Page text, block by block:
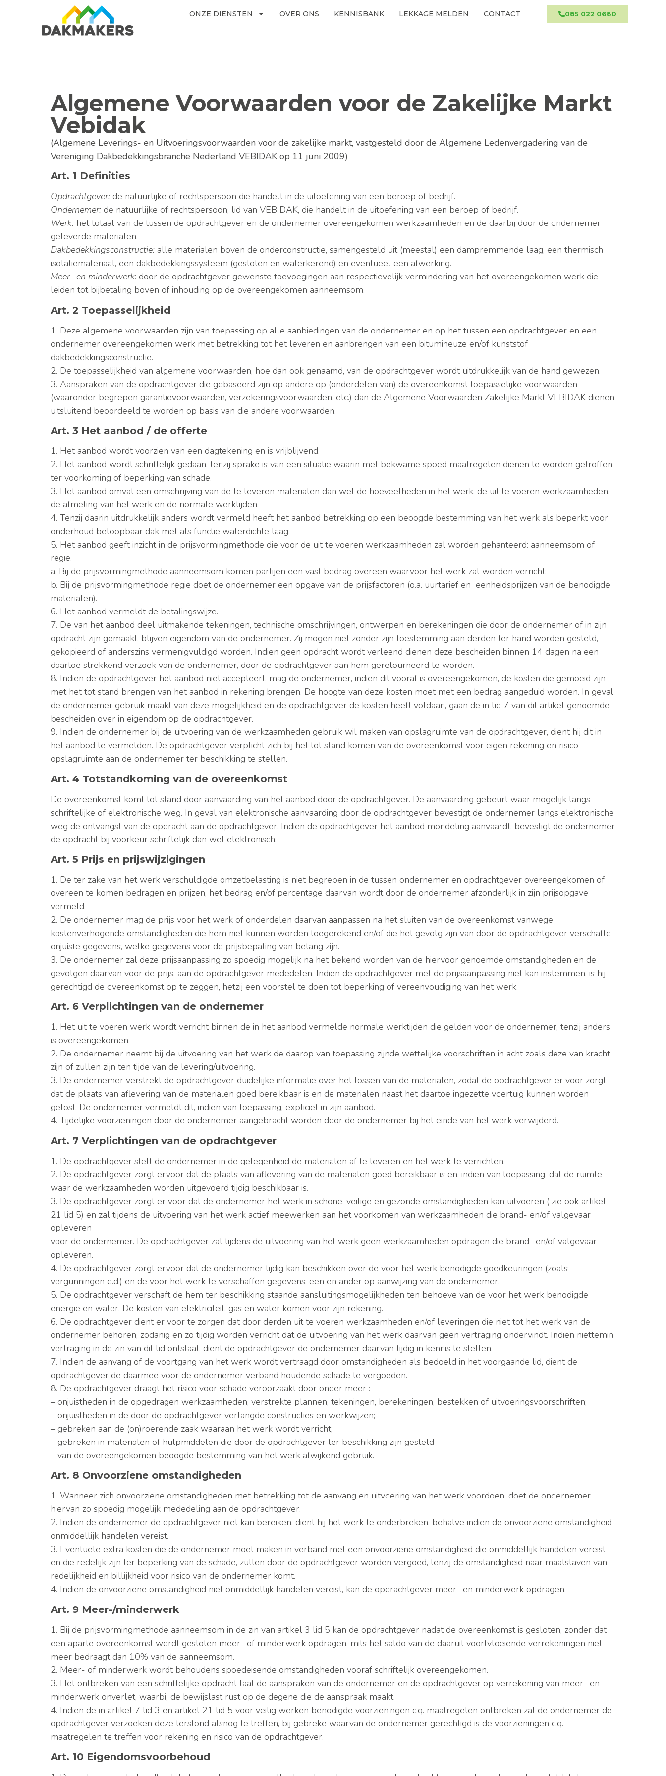
ONZE DIENSTEN OVER ONS KENNISBANK LEKKAGE MELDEN CONTACT 085 022 0680
Algemene Voorwaarden voor de Zakelijke Markt
Vebidak
(Algemene Leverings- en Uitvoeringsvoorwaarden voor de zakelijke markt, vastgesteld door de Algemene Ledenvergadering van de
Vereniging Dakbedekkingsbranche Nederland VEBIDAK op 11 juni 2009)
Art. 1 Definities
Opdrachtgever: de natuurlijke of rechtspersoon die handelt in de uitoefening van een beroep of bedrijf.
Ondernemer: de natuurlijke of rechtspersoon, lid van VEBIDAK, die handelt in de uitoefening van een beroep of bedrijf.
Werk: het totaal van de tussen de opdrachtgever en de ondernemer overeengekomen werkzaamheden en de daarbij door de ondernemer
geleverde materialen.
Dakbedekkingsconstructie: alle materialen boven de onderconstructie, samengesteld uit (meestal) een dampremmende laag, een thermisch
isolatiemateriaal, een dakbedekkingssysteem (gesloten en waterkerend) en eventueel een afwerking.
Meer- en minderwerk: door de opdrachtgever gewenste toevoegingen aan respectievelijk vermindering van het overeengekomen werk die
leiden tot bijbetaling boven of inhouding op de overeengekomen aanneemsom.
Art. 2 Toepasselijkheid
1. Deze algemene voorwaarden zijn van toepassing op alle aanbiedingen van de ondernemer en op het tussen een opdrachtgever en een
ondernemer overeengekomen werk met betrekking tot het leveren en aanbrengen van een bitumineuze en/of kunststof
dakbedekkingsconstructie.
2. De toepasselijkheid van algemene voorwaarden, hoe dan ook genaamd, van de opdrachtgever wordt uitdrukkelijk van de hand gewezen.
3. Aanspraken van de opdrachtgever die gebaseerd zijn op andere op (onderdelen van) de overeenkomst toepasselijke voorwaarden
(waaronder begrepen garantievoorwaarden, verzekeringsvoorwaarden, etc.) dan de Algemene Voorwaarden Zakelijke Markt VEBIDAK dienen
uitsluitend beoordeeld te worden op basis van die andere voorwaarden.
Art. 3 Het aanbod / de offerte
1. Het aanbod wordt voorzien van een dagtekening en is vrijblijvend.
2. Het aanbod wordt schriftelijk gedaan, tenzij sprake is van een situatie waarin met bekwame spoed maatregelen dienen te worden getroffen
ter voorkoming of beperking van schade.
3. Het aanbod omvat een omschrijving van de te leveren materialen dan wel de hoeveelheden in het werk, de uit te voeren werkzaamheden,
de afmeting van het werk en de normale werktijden.
4. Tenzij daarin uitdrukkelijk anders wordt vermeld heeft het aanbod betrekking op een beoogde bestemming van het werk als beperkt voor
onderhoud beloopbaar dak met als functie waterdichte laag.
5. Het aanbod geeft inzicht in de prijsvormingmethode die voor de uit te voeren werkzaamheden zal worden gehanteerd: aanneemsom of
regie.
a. Bij de prijsvormingmethode aanneemsom komen partijen een vast bedrag overeen waarvoor het werk zal worden verricht;
b. Bij de prijsvormingmethode regie doet de ondernemer een opgave van de prijsfactoren (o.a. uurtarief en eenheidsprijzen van de benodigde
materialen).
6. Het aanbod vermeldt de betalingswijze.
7. De van het aanbod deel uitmakende tekeningen, technische omschrijvingen, ontwerpen en berekeningen die door de ondernemer of in zijn
opdracht zijn gemaakt, blijven eigendom van de ondernemer. Zij mogen niet zonder zijn toestemming aan derden ter hand worden gesteld,
gekopieerd of anderszins vermenigvuldigd worden. Indien geen opdracht wordt verleend dienen deze bescheiden binnen 14 dagen na een
daartoe strekkend verzoek van de ondernemer, door de opdrachtgever aan hem geretourneerd te worden.
8. Indien de opdrachtgever het aanbod niet accepteert, mag de ondernemer, indien dit vooraf is overeengekomen, de kosten die gemoeid zijn
met het tot stand brengen van het aanbod in rekening brengen. De hoogte van deze kosten moet met een bedrag aangeduid worden. In geval
de ondernemer gebruik maakt van deze mogelijkheid en de opdrachtgever de kosten heeft voldaan, gaan de in lid 7 van dit artikel genoemde
bescheiden over in eigendom op de opdrachtgever.
9. Indien de ondernemer bij de uitvoering van de werkzaamheden gebruik wil maken van opslagruimte van de opdrachtgever, dient hij dit in
het aanbod te vermelden. De opdrachtgever verplicht zich bij het tot stand komen van de overeenkomst voor eigen rekening en risico
opslagruimte aan de ondernemer ter beschikking te stellen.
Art. 4 Totstandkoming van de overeenkomst
De overeenkomst komt tot stand door aanvaarding van het aanbod door de opdrachtgever. De aanvaarding gebeurt waar mogelijk langs
schriftelijke of elektronische weg. In geval van elektronische aanvaarding door de opdrachtgever bevestigt de ondernemer langs elektronische
weg de ontvangst van de opdracht aan de opdrachtgever. Indien de opdrachtgever het aanbod mondeling aanvaardt, bevestigt de ondernemer
de opdracht bij voorkeur schriftelijk dan wel elektronisch.
Art. 5 Prijs en prijswijzigingen
1. De ter zake van het werk verschuldigde omzetbelasting is niet begrepen in de tussen ondernemer en opdrachtgever overeengekomen of
overeen te komen bedragen en prijzen, het bedrag en/of percentage daarvan wordt door de ondernemer afzonderlijk in zijn prijsopgave
vermeld.
2. De ondernemer mag de prijs voor het werk of onderdelen daarvan aanpassen na het sluiten van de overeenkomst vanwege
kostenverhogende omstandigheden die hem niet kunnen worden toegerekend en/of die het gevolg zijn van door de opdrachtgever verschafte
onjuiste gegevens, welke gegevens voor de prijsbepaling van belang zijn.
3. De ondernemer zal deze prijsaanpassing zo spoedig mogelijk na het bekend worden van de hiervoor genoemde omstandigheden en de
gevolgen daarvan voor de prijs, aan de opdrachtgever mededelen. Indien de opdrachtgever met de prijsaanpassing niet kan instemmen, is hij
gerechtigd de overeenkomst op te zeggen, hetzij een voorstel te doen tot beperking of vereenvoudiging van het werk.
Art. 6 Verplichtingen van de ondernemer
1. Het uit te voeren werk wordt verricht binnen de in het aanbod vermelde normale werktijden die gelden voor de ondernemer, tenzij anders
is overeengekomen.
2. De ondernemer neemt bij de uitvoering van het werk de daarop van toepassing zijnde wettelijke voorschriften in acht zoals deze van kracht
zijn of zullen zijn ten tijde van de levering/uitvoering.
3. De ondernemer verstrekt de opdrachtgever duidelijke informatie over het lossen van de materialen, zodat de opdrachtgever er voor zorgt
dat de plaats van aflevering van de materialen goed bereikbaar is en de materialen naast het daartoe ingezette voertuig kunnen worden
gelost. De ondernemer vermeldt dit, indien van toepassing, expliciet in zijn aanbod.
4. Tijdelijke voorzieningen door de ondernemer aangebracht worden door de ondernemer bij het einde van het werk verwijderd.
Art. 7 Verplichtingen van de opdrachtgever
1. De opdrachtgever stelt de ondernemer in de gelegenheid de materialen af te leveren en het werk te verrichten.
2. De opdrachtgever zorgt ervoor dat de plaats van aflevering van de materialen goed bereikbaar is en, indien van toepassing, dat de ruimte
waar de werkzaamheden worden uitgevoerd tijdig beschikbaar is.
3. De opdrachtgever zorgt er voor dat de ondernemer het werk in schone, veilige en gezonde omstandigheden kan uitvoeren ( zie ook artikel
21 lid 5) en zal tijdens de uitvoering van het werk actief meewerken aan het voorkomen van werkzaamheden die brand- en/of valgevaar
opleveren
voor de ondernemer. De opdrachtgever zal tijdens de uitvoering van het werk geen werkzaamheden opdragen die brand- en/of valgevaar
opleveren.
4. De opdrachtgever zorgt ervoor dat de ondernemer tijdig kan beschikken over de voor het werk benodigde goedkeuringen (zoals
vergunningen e.d.) en de voor het werk te verschaffen gegevens; een en ander op aanwijzing van de ondernemer.
5. De opdrachtgever verschaft de hem ter beschikking staande aansluitingsmogelijkheden ten behoeve van de voor het werk benodigde
energie en water. De kosten van elektriciteit, gas en water komen voor zijn rekening.
6. De opdrachtgever dient er voor te zorgen dat door derden uit te voeren werkzaamheden en/of leveringen die niet tot het werk van de
ondernemer behoren, zodanig en zo tijdig worden verricht dat de uitvoering van het werk daarvan geen vertraging ondervindt. Indien niettemin
vertraging in de zin van dit lid ontstaat, dient de opdrachtgever de ondernemer daarvan tijdig in kennis te stellen.
7. Indien de aanvang of de voortgang van het werk wordt vertraagd door omstandigheden als bedoeld in het voorgaande lid, dient de
opdrachtgever de daarmee voor de ondernemer verband houdende schade te vergoeden.
8. De opdrachtgever draagt het risico voor schade veroorzaakt door onder meer :
– onjuistheden in de opgedragen werkzaamheden, verstrekte plannen, tekeningen, berekeningen, bestekken of uitvoeringsvoorschriften;
– onjuistheden in de door de opdrachtgever verlangde constructies en werkwijzen;
– gebreken aan de (on)roerende zaak waaraan het werk wordt verricht;
– gebreken in materialen of hulpmiddelen die door de opdrachtgever ter beschikking zijn gesteld
– van de overeengekomen beoogde bestemming van het werk afwijkend gebruik.
Art. 8 Onvoorziene omstandigheden
1. Wanneer zich onvoorziene omstandigheden met betrekking tot de aanvang en uitvoering van het werk voordoen, doet de ondernemer
hiervan zo spoedig mogelijk mededeling aan de opdrachtgever.
2. Indien de ondernemer de opdrachtgever niet kan bereiken, dient hij het werk te onderbreken, behalve indien de onvoorziene omstandigheid
onmiddellijk handelen vereist.
3. Eventuele extra kosten die de ondernemer moet maken in verband met een onvoorziene omstandigheid die onmiddellijk handelen vereist
en die redelijk zijn ter beperking van de schade, zullen door de opdrachtgever worden vergoed, tenzij de omstandigheid naar maatstaven van
redelijkheid en billijkheid voor risico van de ondernemer komt.
4. Indien de onvoorziene omstandigheid niet onmiddellijk handelen vereist, kan de opdrachtgever meer- en minderwerk opdragen.
Art. 9 Meer-/minderwerk
1. Bij de prijsvormingmethode aanneemsom in de zin van artikel 3 lid 5 kan de opdrachtgever nadat de overeenkomst is gesloten, zonder dat
een aparte overeenkomst wordt gesloten meer- of minderwerk opdragen, mits het saldo van de daaruit voortvloeiende verrekeningen niet
meer bedraagt dan 10% van de aanneemsom.
2. Meer- of minderwerk wordt behoudens spoedeisende omstandigheden vooraf schriftelijk overeengekomen.
3. Het ontbreken van een schriftelijke opdracht laat de aanspraken van de ondernemer en de opdrachtgever op verrekening van meer- en
minderwerk onverlet, waarbij de bewijslast rust op de degene die de aanspraak maakt.
4. Indien de in artikel 7 lid 3 en artikel 21 lid 5 voor veilig werken benodigde voorzieningen c.q. maatregelen ontbreken zal de ondernemer de
opdrachtgever verzoeken deze terstond alsnog te treffen, bij gebreke waarvan de ondernemer gerechtigd is de voorzieningen c.q.
maatregelen te treffen voor rekening en risico van de opdrachtgever.
Art. 10 Eigendomsvoorbehoud